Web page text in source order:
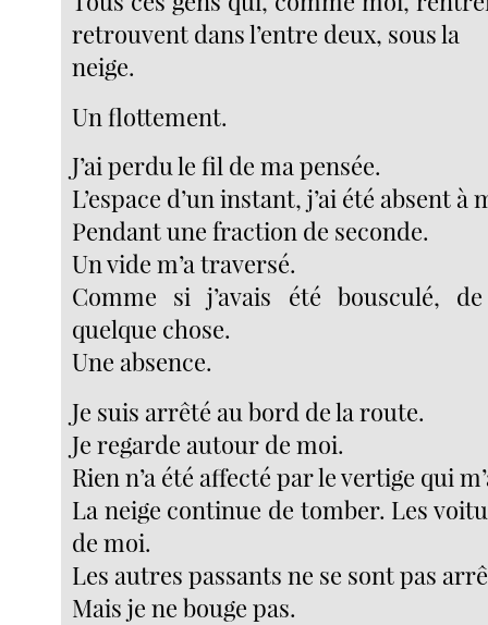
retrouvent dans l’entre deux, sous la
neige.
Un flottement.
J’ai perdu le fil de ma pensée.
L’espace d’un instant, j’ai été absent
Pendant une fraction de seconde.
Un vide m’a traversé.
Comme si j’avais été bousculé,
quelque chose.
Une absence.
Je suis arrêté au bord de la route.
Je regarde autour de moi.
Rien n’a été affecté par le vertige qui
La neige continue de tomber. Les
de moi.
Les autres passants ne se sont pas
Mais je ne bouge pas.